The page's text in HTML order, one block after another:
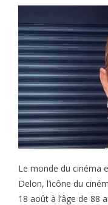
Le monde du cinéma
Delon, l’icône du
18 août à l’âge de 88